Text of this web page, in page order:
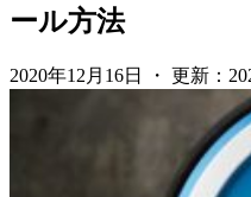
ール方法
2020年12月16日 ・ 更新：